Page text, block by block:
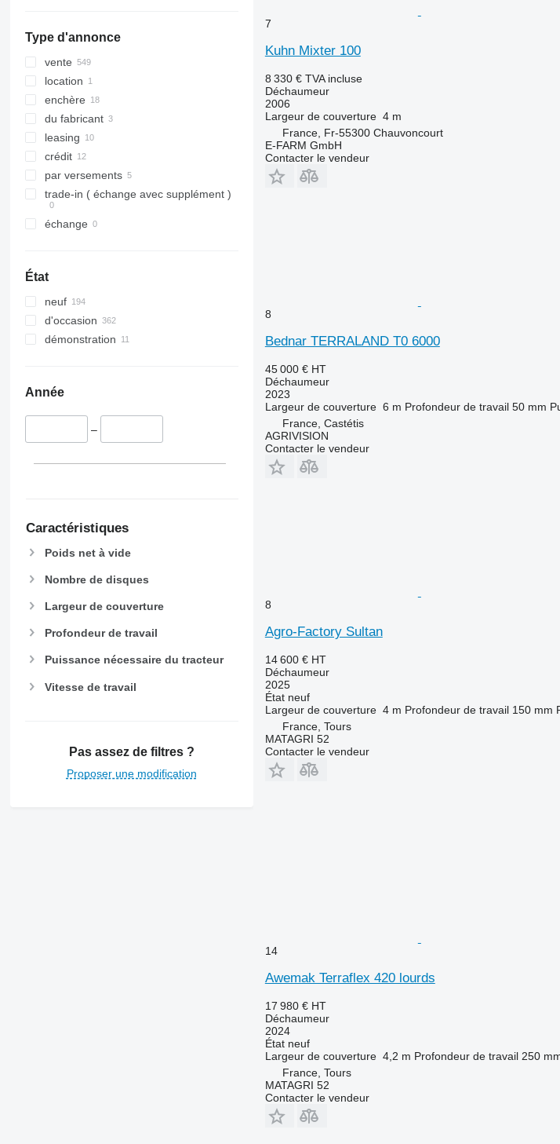
Type d'annonce
vente
location
enchère
du fabricant
leasing
crédit
par versements
trade-in ( échange avec supplément )
échange
État
neuf
d'occasion
démonstration
Année
–
Caractéristiques
Poids net à vide
Nombre de disques
Largeur de couverture
Profondeur de travail
Puissance nécessaire du tracteur
Vitesse de travail
Pas assez de filtres ?
Proposer une modification
7
Kuhn Mixter 100
8 330 € TVA incluse
Déchaumeur
2006
Largeur de couverture 4 m
France, Fr-55300 Chauvoncourt
E-FARM GmbH
Contacter le vendeur
8
Bednar TERRALAND T0 6000
45 000 € HT
Déchaumeur
2023
Largeur de couverture 6 m Profondeur de travail 50 mm
France, Castétis
AGRIVISION
Contacter le vendeur
8
Agro-Factory Sultan
14 600 € HT
Déchaumeur
2025
Étatneuf
Largeur de couverture 4 m Profondeur de travail 150 mm
France, Tours
MATAGRI 52
Contacter le vendeur
14
Awemak Terraflex 420 lourds
17 980 € HT
Déchaumeur
2024
Étatneuf
Largeur de couverture 4,2 m Profondeur de travail 250
France, Tours
MATAGRI 52
Contacter le vendeur